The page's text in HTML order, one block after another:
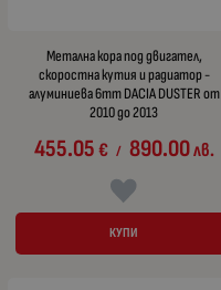
Метална кора под двигател,
скоростна кутия и радиатор -
алуминиева 6mm DACIA DUSTER от
2010 до 2013
455.05€ / 890.00лв.
КУПИ